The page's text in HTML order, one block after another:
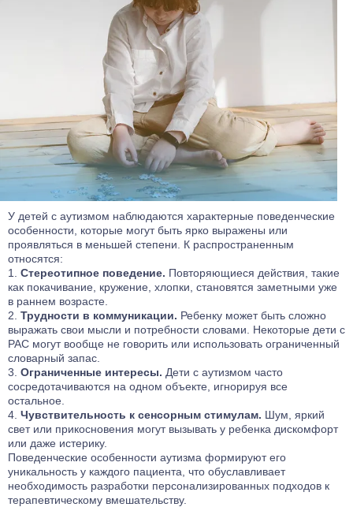
У детей с аутизмом наблюдаются характерные поведенческие
особенности, которые могут быть ярко выражены или
проявляться в меньшей степени. К распространенным
относятся:
Стереотипное поведение. Повторяющиеся действия, такие
как покачивание, кружение, хлопки, становятся заметными уже
в раннем возрасте.
Трудности в коммуникации. Ребенку может быть сложно
выражать свои мысли и потребности словами. Некоторые дети с
РАС могут вообще не говорить или использовать ограниченный
словарный запас.
Ограниченные интересы. Дети с аутизмом часто
сосредотачиваются на одном объекте, игнорируя все
остальное.
Чувствительность к сенсорным стимулам. Шум, яркий
свет или прикосновения могут вызывать у ребенка дискомфорт
или даже истерику.
Поведенческие особенности аутизма формируют его
уникальность у каждого пациента, что обуславливает
необходимость разработки персонализированных подходов к
терапевтическому вмешательству.